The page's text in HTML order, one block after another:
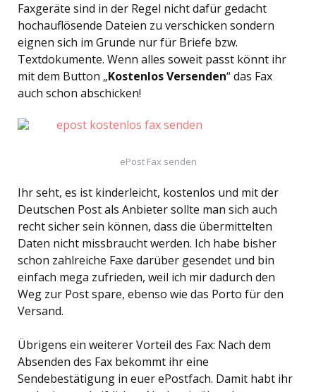
Faxgeräte sind in der Regel nicht dafür gedacht
hochauflösende Dateien zu verschicken sondern
eignen sich im Grunde nur für Briefe bzw.
Textdokumente. Wenn alles soweit passt könnt ihr
mit dem Button „Kostenlos Versenden“ das Fax
auch schon abschicken!
ePost Fax senden
Ihr seht, es ist kinderleicht, kostenlos und mit der
Deutschen Post als Anbieter sollte man sich auch
recht sicher sein können, dass die übermittelten
Daten nicht missbraucht werden. Ich habe bisher
schon zahlreiche Faxe darüber gesendet und bin
einfach mega zufrieden, weil ich mir dadurch den
Weg zur Post spare, ebenso wie das Porto für den
Versand.
Übrigens ein weiterer Vorteil des Fax: Nach dem
Absenden des Fax bekommt ihr eine
Sendebestätigung in euer ePostfach. Damit habt ihr